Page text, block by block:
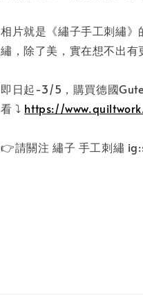
相片就是《繡子手工刺繡
繡，除了美，實在想不出
即日起-3/5，購買德國
看 ⤵️ https://
👉請關注 繡子 手工刺繡